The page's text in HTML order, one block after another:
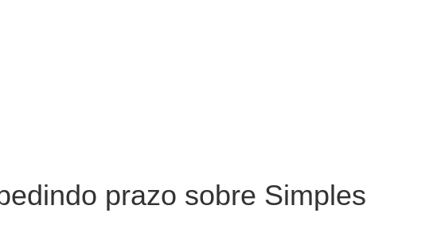
prazo sobre Simples